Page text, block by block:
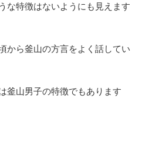
な特徴はないようにも見えます
から釜山の方言をよく話してい
釜山男子の特徴でもあります